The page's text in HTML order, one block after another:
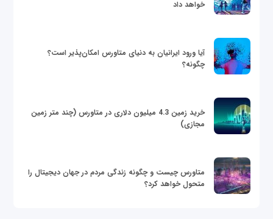
خواهد داد
آیا ورود ایرانیان به دنیای متاورس امکان‌پذیر است؟
چگونه؟
خرید زمین 4.3 میلیون دلاری در متاورس (چند متر زمین
مجازی)
متاورس چیست و چگونه زندگی مردم در جهان دیجیتال را
متحول خواهد کرد؟